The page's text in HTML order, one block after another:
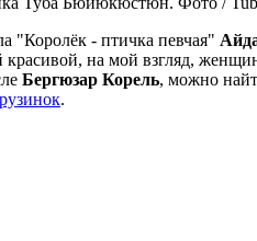
"Королёк - птичка певчая"
красивой, на мой взгляд,
Бергюзар Корель, можно
.